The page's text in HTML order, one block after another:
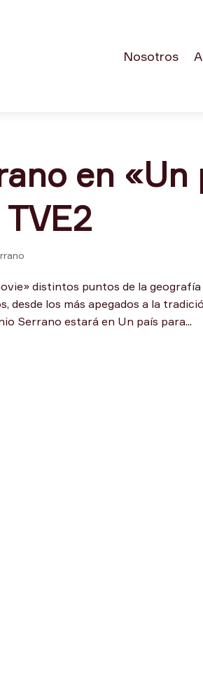
Nosotros
en «Un
distintos puntos de la
desde los más apegados a la
Serrano estará en Un país para...